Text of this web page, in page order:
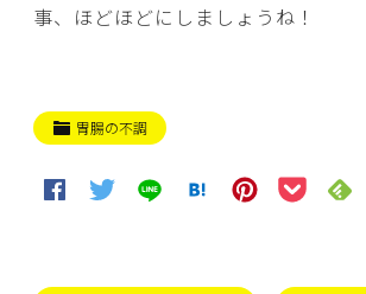
事、ほどほどにしましょうね！
胃腸の不調